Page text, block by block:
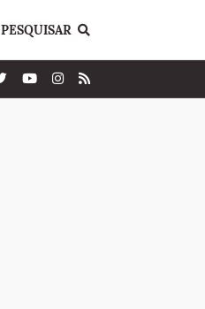
PESQUISAR